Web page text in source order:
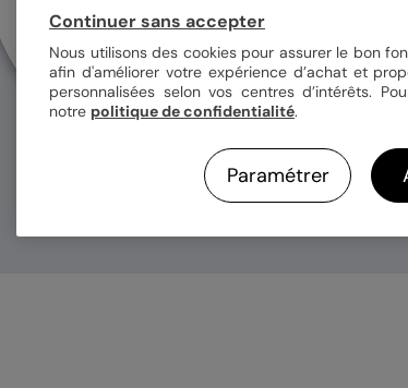
Continuer sans accepter
Nous utilisons des cookies pour assurer le bon
afin d'améliorer votre expérience d’achat et
personnalisées selon vos centres d’intérêts.
notre politique de confidentialité.
Paramétrer